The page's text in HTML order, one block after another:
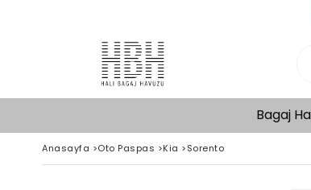
Bagaj
Anasayfa >Oto Paspas >Kia >Sorento